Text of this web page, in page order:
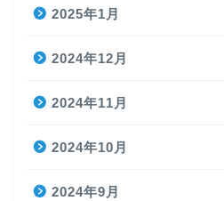
2025年1月
2024年12月
2024年11月
2024年10月
2024年9月